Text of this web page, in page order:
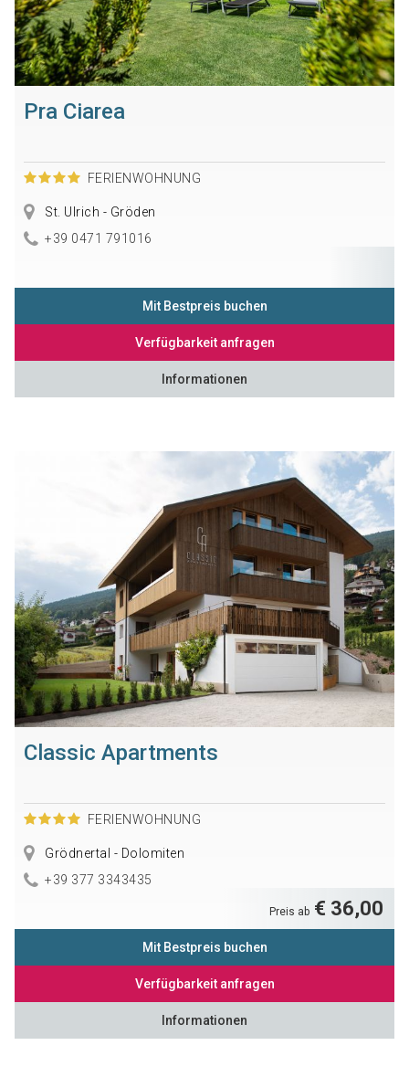
Pra Ciarea
FERIENWOHNUNG
St. Ulrich - Gröden
+39 0471 791016
Mit Bestpreis buchen
Verfügbarkeit anfragen
Informationen
Classic Apartments
FERIENWOHNUNG
Grödnertal - Dolomiten
+39 377 3343435
Preis ab € 36,00
Mit Bestpreis buchen
Verfügbarkeit anfragen
Informationen